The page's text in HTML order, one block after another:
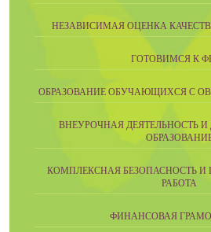
НЕЗАВИСИМАЯ ОЦЕНКА
ГОТОВИМСЯ К
ОБРАЗОВАНИЕ ОБУЧАЮЩИХСЯ С
ВНЕУРОЧНАЯ ДЕЯТЕЛЬНОСТЬ
КОМПЛЕКСНАЯ БЕЗОПАСНОСТЬ И
РАБОТА
ФИНАНСОВАЯ